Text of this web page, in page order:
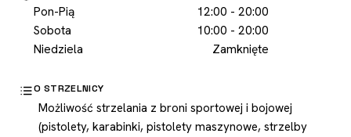
Pon-Pią
12:00 - 20:00
Sobota
10:00 - 20:00
Niedziela
Zamknięte
O STRZELNICY
Możliwość strzelania z broni sportowej i bojowej
(pistolety, karabinki, pistolety maszynowe, strzelby